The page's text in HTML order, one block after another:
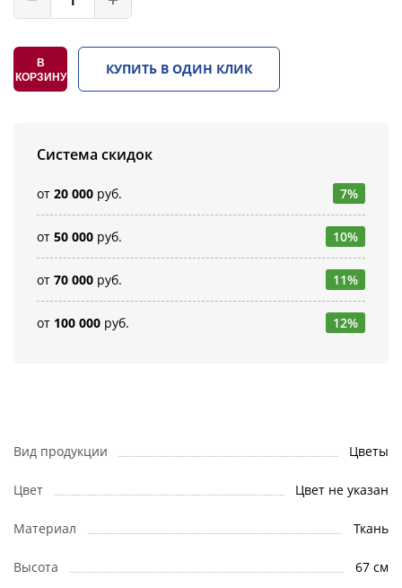
В
КОРЗИНУ
КУПИТЬ В ОДИН КЛИК
Система скидок
от 20 000 руб. 7%
от 50 000 руб. 10%
от 70 000 руб. 11%
от 100 000 руб. 12%
Вид продукции Цветы
Цвет Цвет не указан
Материал Ткань
Высота 67 см